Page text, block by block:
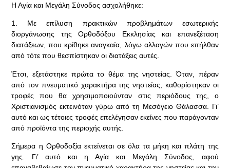
Η Αγία και Μεγάλη Σύνοδος ασχολήθηκε:
1. Με επίλυση πρακτικών προβλημάτων εσωτερικής
διοργάνωσης της Ορθοδόξου Εκκλησίας και επανεξέταση
διατάξεων, που κρίθηκε αναγκαία, λόγω αλλαγών που επήλθαν
από τότε που θεσπίστηκαν οι διατάξεις αυτές.
Έτσι, εξετάστηκε πρώτα το θέμα της νηστείας. Όταν, πέραν
από τον πνευματικό χαρακτήρα της νηστείας, καθορίστηκαν οι
τροφές που θα χρησιμοποιούνταν στις περιόδους της, ο
Χριστιανισμός εκτεινόταν γύρω από τη Μεσόγειο Θάλασσα. Γι’
αυτό και ως τέτοιες τροφές επελέγησαν εκείνες που παράγονταν
από προϊόντα της περιοχής αυτής.
Σήμερα η Ορθοδοξία εκτείνεται σε όλα τα μήκη και πλάτη της
γης. Γι’ αυτό και η Αγία και Μεγάλη Σύνοδος, αφού